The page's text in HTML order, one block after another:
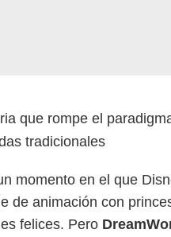
que rompe el
tradicionales
momento en el que
de animación con
felices. Pero